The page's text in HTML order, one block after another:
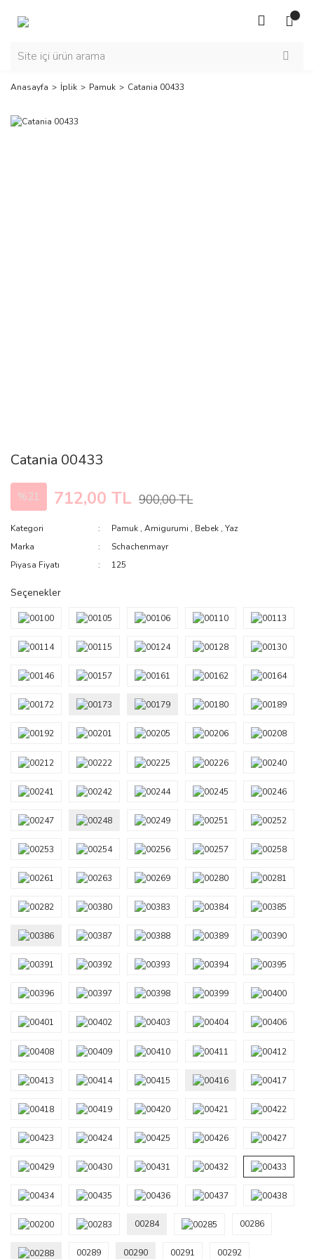
Anasayfa İplik Pamuk Catania 00433
Catania 00433
%21 712,00 TL 900,00 TL
Kategori Pamuk ,Amigurumi , Bebek ,Yaz
Marka
Schachenmayr
Piyasa Fiyatı
125
Seçenekler
00284 00286
00289 00290 00291 00292